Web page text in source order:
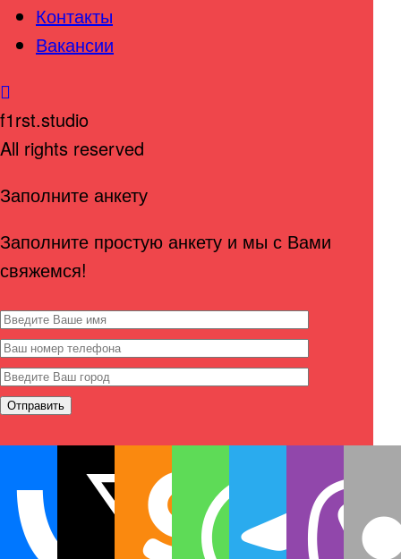
Контакты
Вакансии
f1rst.studio
All rights reserved
Заполните анкету
Заполните простую анкету и мы с Вами
свяжемся!